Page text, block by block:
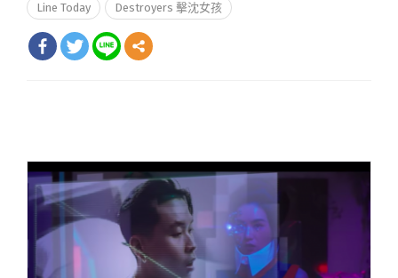
Line Today Destroyers 擊沈女孩